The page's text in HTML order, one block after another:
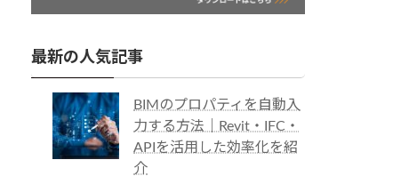
最新の人気記事
BIMのプロパティを自動入
力する方法｜Revit・IFC・
APIを活用した効率化を紹
介